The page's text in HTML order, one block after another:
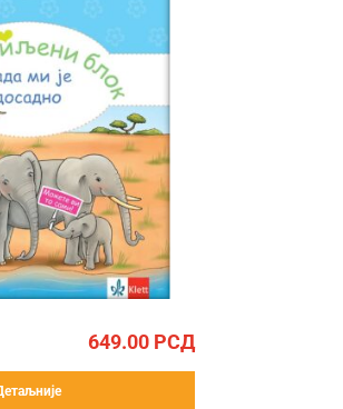
649.00 РСД